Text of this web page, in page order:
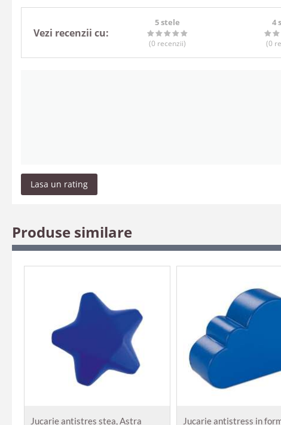
Vezi recenzii cu:
5 stele
(0 recenzii)
4
(0
Lasa un rating
Produse similare
Jucarie antistres stea, Astra Jucarie antistress in